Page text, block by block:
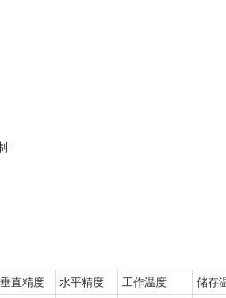
垂直精度 水平精度 工作温度 储存